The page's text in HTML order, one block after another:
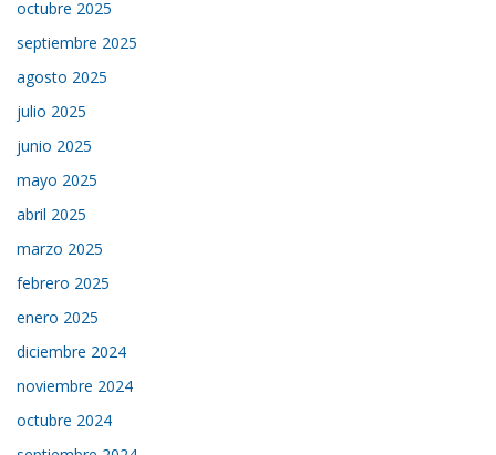
octubre 2025
septiembre 2025
agosto 2025
julio 2025
junio 2025
mayo 2025
abril 2025
marzo 2025
febrero 2025
enero 2025
diciembre 2024
noviembre 2024
octubre 2024